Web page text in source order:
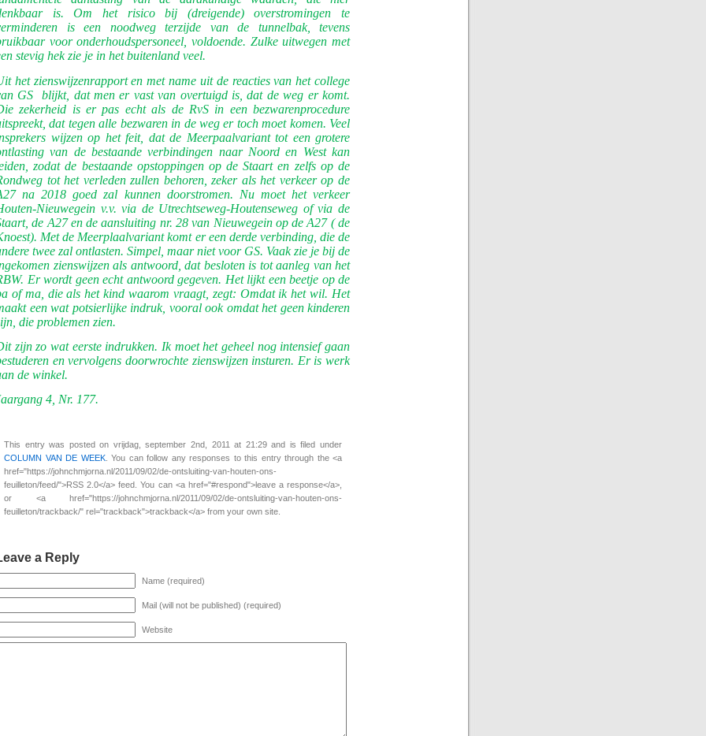
is. Om het risico bij (dreigende) overstromingen te
is een noodweg terzijde van de tunnelbak, tevens
voor onderhoudspersoneel, voldoende. Zulke uitwegen met
stevig hek zie je in het buitenland veel.
het zienswijzenrapport en met name uit de reacties van het college
GS
blijkt, dat men er vast van overtuigd is, dat de weg er komt.
zekerheid is er pas echt als de RvS in een bezwarenprocedure
dat tegen alle bezwaren in de weg er toch moet komen. Veel
wijzen op het feit, dat de Meerpaalvariant tot een grotere
van de bestaande verbindingen naar Noord en West kan
zodat de bestaande opstoppingen op de Staart en zelfs op de
tot het verleden zullen behoren, zeker als het verkeer op de
na 2018 goed zal kunnen doorstromen. Nu moet het verkeer
Nieuwegein v.v. via de Utrechtseweg-Houtenseweg of via de
de A27 en de aansluiting nr. 28 van Nieuwegein op de A27 ( de
Met de Meerplaalvariant komt er een derde verbinding, die de
twee zal ontlasten. Simpel, maar niet voor GS. Vaak zie je bij de
zienswijzen als antwoord, dat besloten is tot aanleg van het
Er wordt geen echt antwoord gegeven. Het lijkt een beetje op de
of ma, die als het kind waarom vraagt, zegt: Omdat ik het wil. Het
een wat potsierlijke indruk, vooral ook omdat het geen kinderen
die problemen zien.
zijn zo wat eerste indrukken. Ik moet het geheel nog intensief gaan
en vervolgens doorwrochte zienswijzen insturen. Er is werk
de winkel.
4, Nr. 177.
This entry was posted on vrijdag, september 2nd, 2011 at 21:29 and is filed under
COLUMN VAN DE WEEK. You can follow any responses to this entry through the <a
href="https://johnchmjorna.nl/2011/09/02/de-ontsluiting-van-houten-ons-
feuilleton/feed/">RSS 2.0</a> feed. You can <a href="#respond">leave a response</a>,
or <a href="https://johnchmjorna.nl/2011/09/02/de-ontsluiting-van-houten-ons-
feuilleton/trackback/" rel="trackback">trackback</a> from your own site.
a Reply
Name (required)
Mail (will not be published) (required)
Website